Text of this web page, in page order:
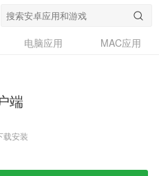
电脑应用
MAC应用
端
载安装